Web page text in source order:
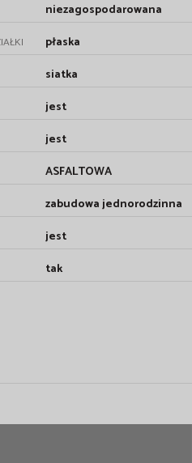
niezagospodarowana
płaska
siatka
jest
jest
ASFALTOWA
zabudowa jednorodzinna
jest
tak